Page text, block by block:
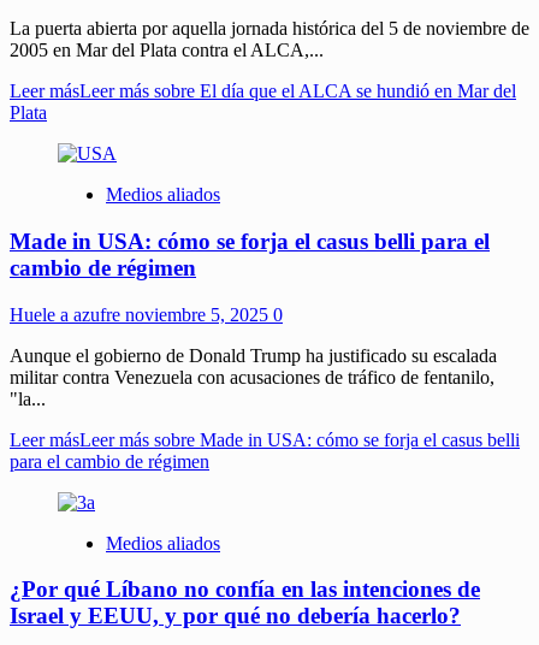
La puerta abierta por aquella jornada histórica del 5 de noviembre de
2005 en Mar del Plata contra el ALCA,...
Leer másLeer más sobre El día que el ALCA se hundió en Mar del
Plata
Medios aliados
Made in USA: cómo se forja el casus belli para el
cambio de régimen
Huele a azufre noviembre 5, 2025 0
Aunque el gobierno de Donald Trump ha justificado su escalada
militar contra Venezuela con acusaciones de tráfico de fentanilo,
"la...
Leer másLeer más sobre Made in USA: cómo se forja el casus belli
para el cambio de régimen
Medios aliados
¿Por qué Líbano no confía en las intenciones de
Israel y EEUU, y por qué no debería hacerlo?